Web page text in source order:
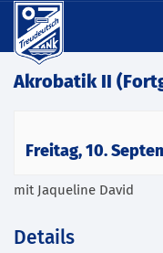
Akrobatik II
Freitag, 10.
mit Jaqueline David
Details